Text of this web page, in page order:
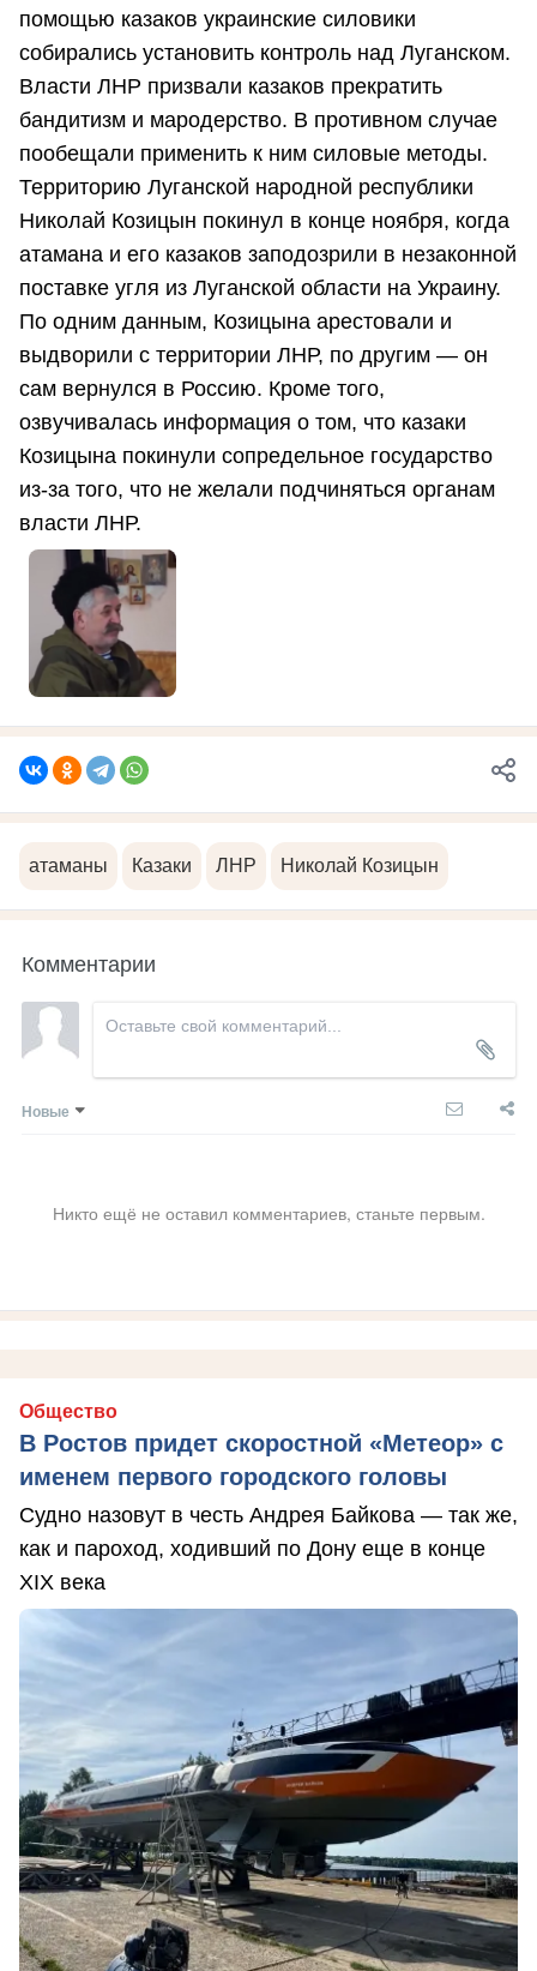
помощью казаков украинские силовики
собирались установить контроль над Луганском.
Власти ЛНР призвали казаков прекратить
бандитизм и мародерство. В противном случае
пообещали применить к ним силовые методы.
Территорию Луганской народной республики
Николай Козицын покинул в конце ноября, когда
атамана и его казаков заподозрили в незаконной
поставке угля из Луганской области на Украину.
По одним данным, Козицына арестовали и
выдворили с территории ЛНР, по другим — он
сам вернулся в Россию. Кроме того,
озвучивалась информация о том, что казаки
Козицына покинули сопредельное государство
из-за того, что не желали подчиняться органам
власти ЛНР.
атаманы Казаки ЛНР Николай Козицын
Комментарии
Новые
Никто ещё не оставил комментариев, станьте первым.
Общество
В Ростов придет скоростной «Метеор» с
именем первого городского головы
Судно назовут в честь Андрея Байкова — так же,
как и пароход, ходивший по Дону еще в конце
XIX века